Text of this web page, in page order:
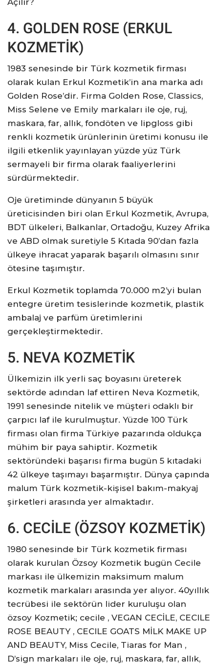
Açılır?
4. GOLDEN ROSE (ERKUL
KOZMETİK)
1983 senesinde bir Türk kozmetik firması
olarak kulan Erkul Kozmetik’in ana marka adı
Golden Rose’dir. Firma Golden Rose, Classics,
Miss Selene ve Emily markaları ile oje, ruj,
maskara, far, allık, fondöten ve lipgloss gibi
renkli kozmetik ürünlerinin üretimi konusu ile
ilgili etkenlik yayınlayan yüzde yüz Türk
sermayeli bir firma olarak faaliyerlerini
sürdürmektedir.
Oje üretiminde dünyanın 5 büyük
üreticisinden biri olan Erkul Kozmetik, Avrupa,
BDT ülkeleri, Balkanlar, Ortadoğu, Kuzey Afrika
ve ABD olmak suretiyle 5 Kıtada 90’dan fazla
ülkeye ihracat yaparak başarılı olmasını sınır
ötesine taşımıştır.
Erkul Kozmetik toplamda 70.000 m2’yi bulan
entegre üretim tesislerinde kozmetik, plastik
ambalaj ve parfüm üretimlerini
gerçekleştirmektedir.
5. NEVA KOZMETİK
Ülkemizin ilk yerli saç boyasını üreterek
sektörde adından laf ettiren Neva Kozmetik,
1991 senesinde nitelik ve müşteri odaklı bir
çarpıcı laf ile kurulmuştur. Yüzde 100 Türk
firması olan firma Türkiye pazarında oldukça
mühim bir paya sahiptir. Kozmetik
sektöründeki başarısı firma bugün 5 kıtadaki
42 ülkeye taşımayı başarmıştır. Dünya çapında
malum Türk kozmetik-kişisel bakım-makyaj
şirketleri arasında yer almaktadır.
6. CECİLE (ÖZSOY KOZMETİK)
1980 senesinde bir Türk kozmetik firması
olarak kurulan Özsoy Kozmetik bugün Cecile
markası ile ülkemizin maksimum malum
kozmetik markaları arasında yer alıyor. 40yıllık
tecrübesi ile sektörün lider kuruluşu olan
özsoy Kozmetik; cecile , VEGAN CECİLE, CECILE
ROSE BEAUTY , CECILE GOATS MİLK MAKE UP
AND BEAUTY, Miss Cecile, Tiaras for Man ,
D’sign markaları ile oje, ruj, maskara, far, allık,